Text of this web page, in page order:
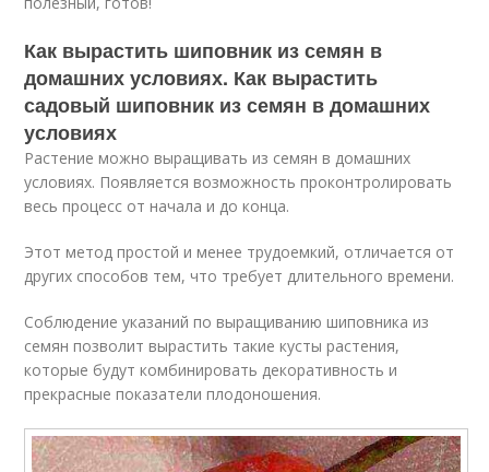
Как вырастить шиповник из семян в
домашних условиях. Как вырастить
садовый шиповник из семян в домашних
условиях
Растение можно выращивать из семян в домашних
условиях. Появляется возможность проконтролировать
весь процесс от начала и до конца.
Этот метод простой и менее трудоемкий, отличается от
других способов тем, что требует длительного времени.
Соблюдение указаний по выращиванию шиповника из
семян позволит вырастить такие кусты растения,
которые будут комбинировать декоративность и
прекрасные показатели плодоношения.